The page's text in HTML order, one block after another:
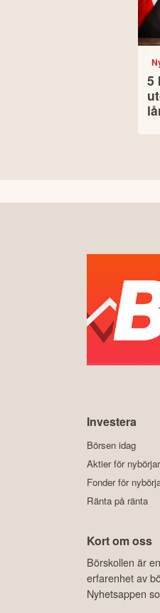
5
Investera
Börsen idag
Aktier för
Fonder för
Ränta på ränta
Kort om oss
Börskollen är
erfarenhet av
Nyhetsappen